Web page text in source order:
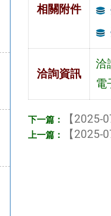
相關附件
洽詢資訊
洽
電
【2025-
【2025-